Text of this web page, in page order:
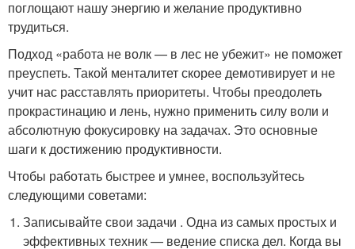
поглощают нашу энергию и желание продуктивно
трудиться.
Подход «работа не волк — в лес не убежит» не поможет
преуспеть. Такой менталитет скорее демотивирует и не
учит нас расставлять приоритеты. Чтобы преодолеть
прокрастинацию и лень, нужно применить силу воли и
абсолютную фокусировку на задачах. Это основные
шаги к достижению продуктивности.
Чтобы работать быстрее и умнее, воспользуйтесь
следующими советами:
Записывайте свои задачи . Одна из самых простых и
эффективных техник — ведение списка дел. Когда вы